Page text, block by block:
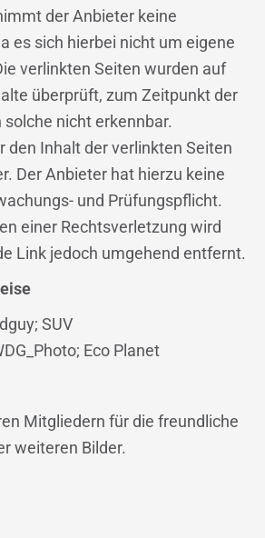
der Anbieter keine
es sich hierbei nicht um eigene
verlinkten Seiten wurden auf
überprüft, zum Zeitpunkt der
nicht erkennbar.
den Inhalt der verlinkten Seiten
Der Anbieter hat hierzu keine
und Prüfungspflicht.
einer Rechtsverletzung wird
Link jedoch umgehend entfernt.
SUV
Eco Planet
Mitgliedern für die freundliche
weiteren Bilder.